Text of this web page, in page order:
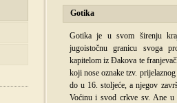
Gotika
Gotika je u svom širenju
jugoistočnu granicu svoga
kapitelom iz Đakova te
koji nose oznake tzv.
do u 16. stoljeće, a njegov
Voćinu i svod crkve sv. Ane u